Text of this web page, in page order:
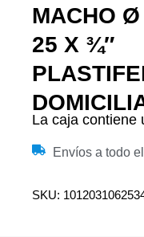
MACHO Ø
25 X ¾″
La caja contiene
Envíos a todo
SKU: